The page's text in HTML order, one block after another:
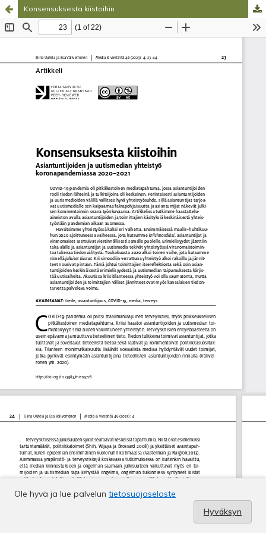
Konsensuksesta kiistoihin
Ole hyvä ja lue palvelun tietosuojaseloste
Hyväksyn
Palvelua ylläpitää